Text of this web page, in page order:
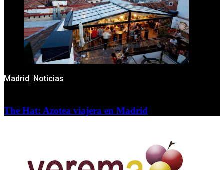
Madrid Noticias
The Hat: Azotea viajera en Madrid